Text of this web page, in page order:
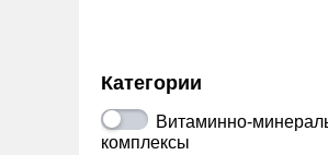
Категории
Витаминно-
комплексы